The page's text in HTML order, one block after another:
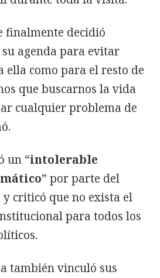
finalmente decidió
agenda para evitar
ella como para el resto de
que buscarnos la vida
cualquier problema de
un “intolerable
” por parte del
criticó que no exista el
para todos los
también vinculó sus